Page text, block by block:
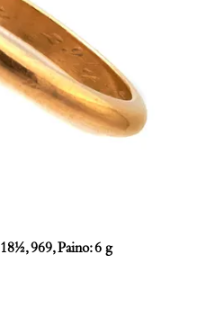
969, Paino: 6 g